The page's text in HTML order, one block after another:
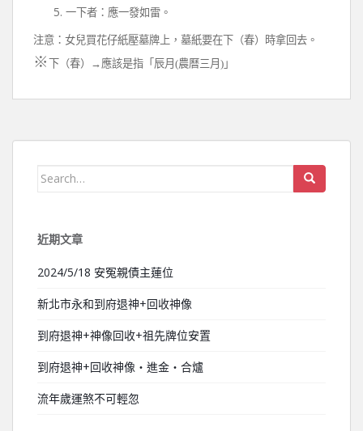
一下者：應一發如雷。
注意：女兒買花仔紙壓墓牌上，墓紙要在下（春）時拿回去。
※ 下（春）→應該是指「辰月(農曆三月)」
Search for:
近期文章
2024/5/18 安冤親債主蓮位
新北市永和到府退神+回收神像
到府退神+神像回收+祖先牌位安置
到府退神+回收神像‧進金‧合爐
流年歲運煞不可輕忽